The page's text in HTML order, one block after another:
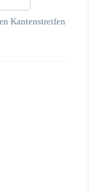
Kantenstreifen